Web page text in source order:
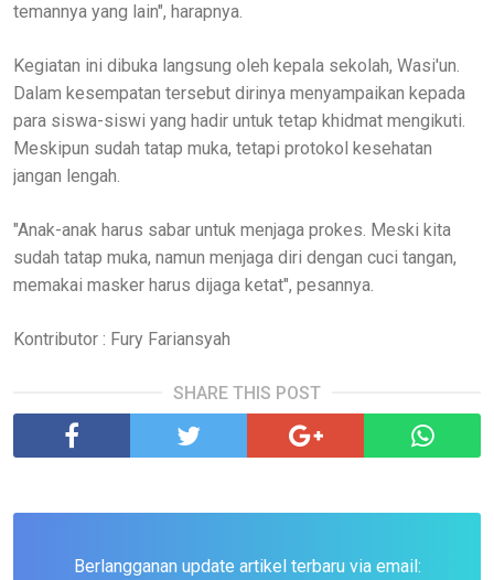
temannya yang lain", harapnya.
Kegiatan ini dibuka langsung oleh kepala sekolah, Wasi'un.
Dalam kesempatan tersebut dirinya menyampaikan kepada
para siswa-siswi yang hadir untuk tetap khidmat mengikuti.
Meskipun sudah tatap muka, tetapi protokol kesehatan
jangan lengah.
"Anak-anak harus sabar untuk menjaga prokes. Meski kita
sudah tatap muka, namun menjaga diri dengan cuci tangan,
memakai masker harus dijaga ketat", pesannya.
Kontributor : Fury Fariansyah
SHARE THIS POST
Berlangganan update artikel terbaru via email: